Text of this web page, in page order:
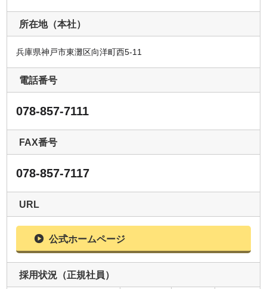
所在地（本社）
兵庫県神戸市東灘区向洋町西5-11
電話番号
078-857-7111
FAX番号
078-857-7117
URL
公式ホームページ
採用状況（正規社員）